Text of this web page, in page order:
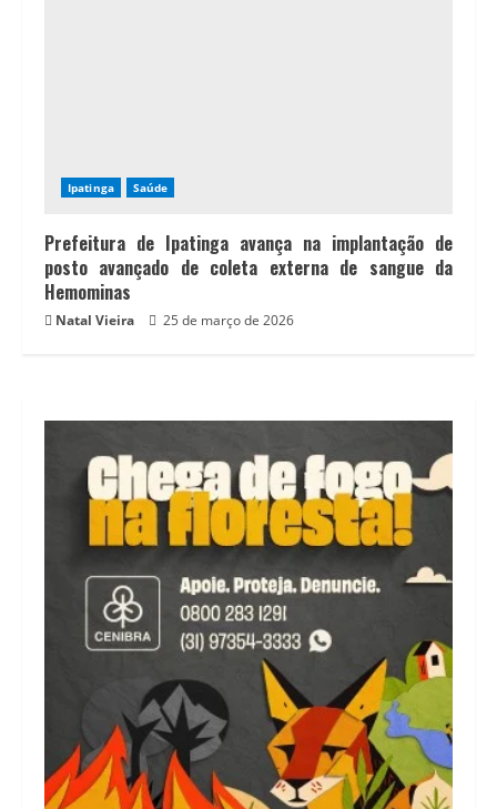
Ipatinga Saúde
Prefeitura de Ipatinga avança na implantação de
posto avançado de coleta externa de sangue da
Hemominas
Natal Vieira 25 de março de 2026